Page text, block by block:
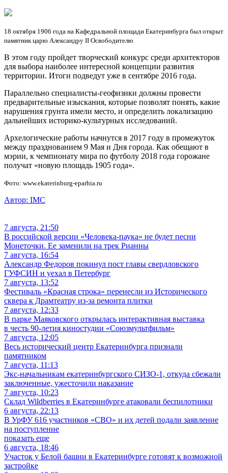
18 октября 1906 года на Кафедральной площади Екатеринбурга был открыт
памятник царю Александру II Освободителю
В этом году пройдет творческий конкурс среди архитекторов
для выбора наиболее интересной концепции развития
территории. Итоги подведут уже в сентябре 2016 года.
Параллельно специалисты-геофизики должны провести
предварительные изыскания, которые позволят понять, какие
нарушения грунта имели место, и определить локализацию
дальнейших историко-культурных исследований.
Архелогические работы начнутся в 2017 году в промежуток
между празднованием 9 Мая и Дня города. Как обещают в
мэрии, к чемпионату мира по футболу 2018 года горожане
получат «новую площадь 1905 года».
Фото: www.ekaterinburg-eparhia.ru
Автор: IMC
7 августа, 21:50
В российской версии «Человека-паука» не будет песни
Монеточки. Ее заменили на трек Рианны
7 августа, 16:54
Александр Федоров покинул пост главы свердловского
ГУФСИН и уехал в Петербург
7 августа, 13:52
Фестиваль «Красная строка» перенесли из Исторического
сквера к Драмтеатру из-за ремонта плитки
7 августа, 12:33
В парке Маяковского открылась интерактивная выставка
в честь 90-летия киностудии «Союзмультфильм»
7 августа, 12:05
Весь исторический центр Екатеринбурга признали
памятником
7 августа, 11:13
Экс-начальникам екатеринбургского СИЗО-1, откуда сбежали
заключенные, ужесточили наказание
7 августа, 10:23
Склад Wildberries в Екатеринбурге атаковали беспилотники
6 августа, 22:13
В УрФУ 616 участников «СВО» и их детей подали заявление
на поступление
показать еще
6 августа, 18:46
Участок у Белой башни в Екатеринбурге готовят к возможной
застройке